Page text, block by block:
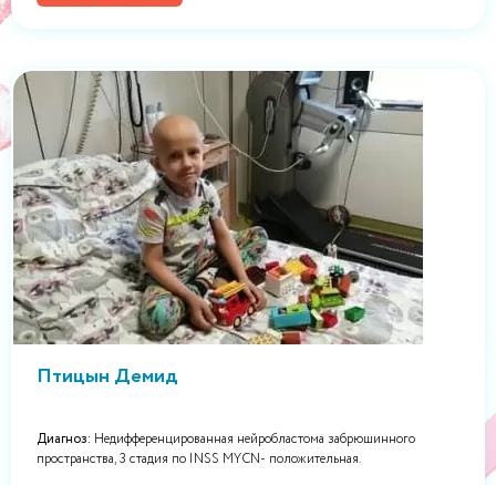
Птицын Демид
Диагноз: Недифференцированная нейробластома забрюшинного
пространства, 3 стадия по INSS MYCN- положительная.